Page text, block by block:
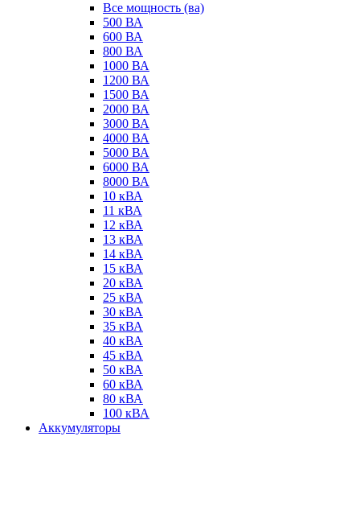
Все мощность (ва)
500 ВА
600 ВА
800 ВА
1000 ВА
1200 ВА
1500 ВА
2000 ВА
3000 ВА
4000 ВА
5000 ВА
6000 ВА
8000 ВА
10 кВА
11 кВА
12 кВА
13 кВА
14 кВА
15 кВА
20 кВА
25 кВА
30 кВА
35 кВА
40 кВА
45 кВА
50 кВА
60 кВА
80 кВА
100 кВА
Аккумуляторы